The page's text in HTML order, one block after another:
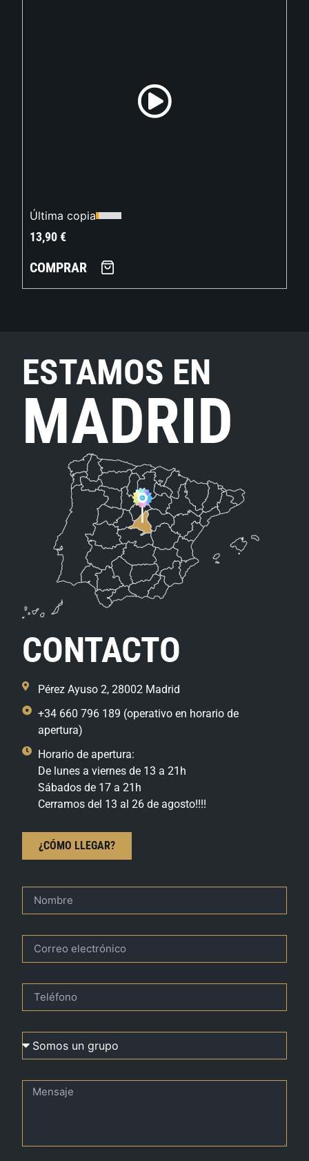
Última copia
13,90€
COMPRAR
ESTAMOS EN
MADRID
CONTACTO
Pérez Ayuso 2, 28002 Madrid
+34 660 796 189 (operativo en horario de
apertura)
Horario de apertura:
De lunes a viernes de 13 a 21h
Sábados de 17 a 21h
Cerramos del 13 al 26 de agosto!!!!
¿CÓMO LLEGAR?